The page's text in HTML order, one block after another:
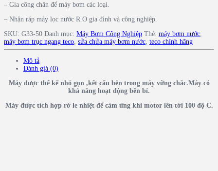
– Gia công chân đế máy bơm các loại.
– Nhận ráp máy lọc nước R.O gia đình và công nghiệp.
SKU: G33-50 Danh mục: Máy Bơm Công Nghiệp Thẻ: máy bơm nước
máy bơm trục ngang teco sửa chửa máy bơm nước teco chính hãng
Mô tả
Đánh giá (0)
Máy được thế kế nhỏ gọn ,kết cấu bên trong máy vững chắc.Máy có
khả năng hoạt động bền bỉ.
Máy được tích hợp rờ le nhiệt để cảm ứng khi motor lên tới 100 độ C.